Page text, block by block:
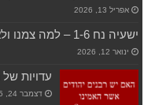
אפריל 13, 2026
ישעיה נח 1-6 – למה צמנו ולא ראית? – האח מיכאל בנטלי
ינואר 12, 2026
עדויות
דצמבר 24, 2025